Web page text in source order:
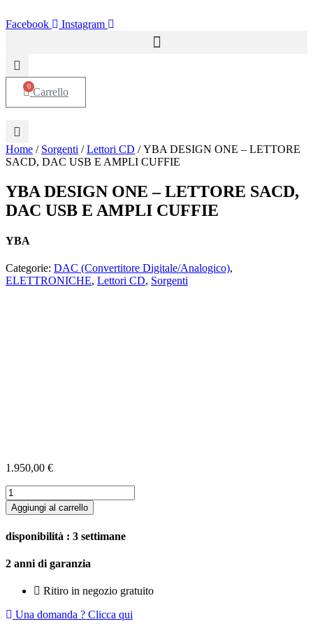
al
Facebook Instagram
0 Carrello
Home / Sorgenti /Lettori CD / YBA DESIGN ONE – LETTORE
SACD, DAC USB E AMPLI CUFFIE
YBA DESIGN ONE – LETTORE SACD,
DAC USB E AMPLI CUFFIE
YBA
Categorie: DAC (Convertitore Digitale/Analogico),
ELETTRONICHE, Lettori CD, Sorgenti
1.950,00 €
YBA
DESIGN
ONE
LETTORE
DAC
CUFFIE
Aggiungi al carrello
disponibilità : 3 settimane
2 anni di garanzia​
Ritiro in negozio gratuito
Una domanda ? Clicca qui